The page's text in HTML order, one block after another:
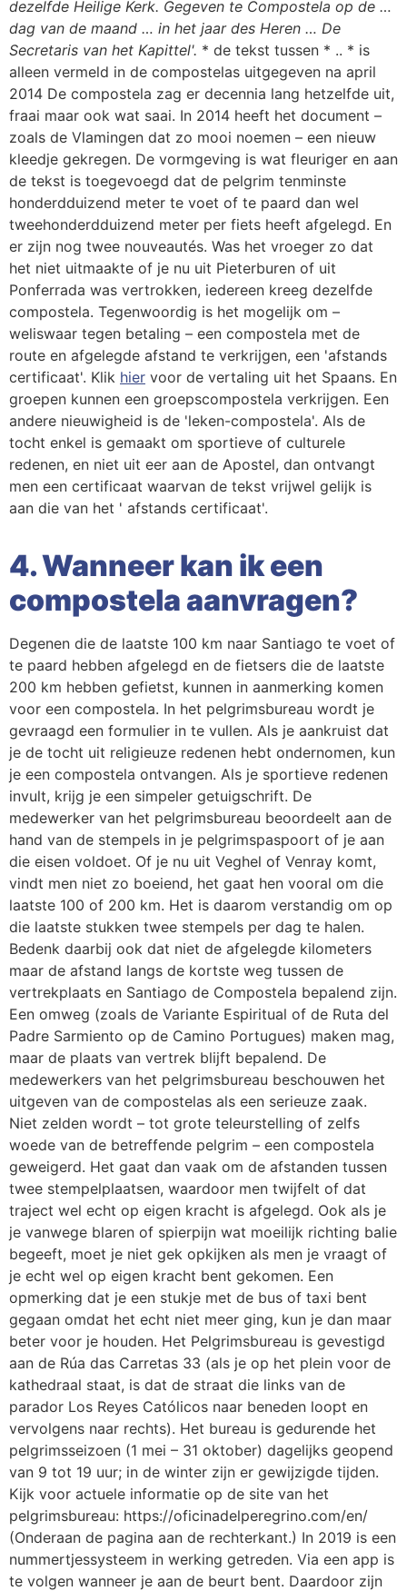
dezelfde Heilige Kerk. Gegeven te Compostela op de …
dag van de maand … in het jaar des Heren … De
Secretaris van het Kapittel'. * de tekst tussen * .. * is
alleen vermeld in de compostelas uitgegeven na april
2014 De compostela zag er decennia lang hetzelfde uit,
fraai maar ook wat saai. In 2014 heeft het document –
zoals de Vlamingen dat zo mooi noemen – een nieuw
kleedje gekregen. De vormgeving is wat fleuriger en aan
de tekst is toegevoegd dat de pelgrim tenminste
honderdduizend meter te voet of te paard dan wel
tweehonderdduizend meter per fiets heeft afgelegd. En
er zijn nog twee nouveautés. Was het vroeger zo dat
het niet uitmaakte of je nu uit Pieterburen of uit
Ponferrada was vertrokken, iedereen kreeg dezelfde
compostela. Tegenwoordig is het mogelijk om –
weliswaar tegen betaling – een compostela met de
route en afgelegde afstand te verkrijgen, een 'afstands
certificaat'. Klik hier voor de vertaling uit het Spaans. En
groepen kunnen een groepscompostela verkrijgen. Een
andere nieuwigheid is de 'leken-compostela'. Als de
tocht enkel is gemaakt om sportieve of culturele
redenen, en niet uit eer aan de Apostel, dan ontvangt
men een certificaat waarvan de tekst vrijwel gelijk is
aan die van het ' afstands certificaat'.
4. Wanneer kan ik een
compostela aanvragen?
Degenen die de laatste 100 km naar Santiago te voet of
te paard hebben afgelegd en de fietsers die de laatste
200 km hebben gefietst, kunnen in aanmerking komen
voor een compostela. In het pelgrimsbureau wordt je
gevraagd een formulier in te vullen. Als je aankruist dat
je de tocht uit religieuze redenen hebt ondernomen, kun
je een compostela ontvangen. Als je sportieve redenen
invult, krijg je een simpeler getuigschrift. De
medewerker van het pelgrimsbureau beoordeelt aan de
hand van de stempels in je pelgrimspaspoort of je aan
die eisen voldoet. Of je nu uit Veghel of Venray komt,
vindt men niet zo boeiend, het gaat hen vooral om die
laatste 100 of 200 km. Het is daarom verstandig om op
die laatste stukken twee stempels per dag te halen.
Bedenk daarbij ook dat niet de afgelegde kilometers
maar de afstand langs de kortste weg tussen de
vertrekplaats en Santiago de Compostela bepalend zijn.
Een omweg (zoals de Variante Espiritual of de Ruta del
Padre Sarmiento op de Camino Portugues) maken mag,
maar de plaats van vertrek blijft bepalend. De
medewerkers van het pelgrimsbureau beschouwen het
uitgeven van de compostelas als een serieuze zaak.
Niet zelden wordt – tot grote teleurstelling of zelfs
woede van de betreffende pelgrim – een compostela
geweigerd. Het gaat dan vaak om de afstanden tussen
twee stempelplaatsen, waardoor men twijfelt of dat
traject wel echt op eigen kracht is afgelegd. Ook als je
je vanwege blaren of spierpijn wat moeilijk richting balie
begeeft, moet je niet gek opkijken als men je vraagt of
je echt wel op eigen kracht bent gekomen. Een
opmerking dat je een stukje met de bus of taxi bent
gegaan omdat het echt niet meer ging, kun je dan maar
beter voor je houden. Het Pelgrimsbureau is gevestigd
aan de Rúa das Carretas 33 (als je op het plein voor de
kathedraal staat, is dat de straat die links van de
parador Los Reyes Católicos naar beneden loopt en
vervolgens naar rechts). Het bureau is gedurende het
pelgrimsseizoen (1 mei – 31 oktober) dagelijks geopend
van 9 tot 19 uur; in de winter zijn er gewijzigde tijden.
Kijk voor actuele informatie op de site van het
pelgrimsbureau: https://oficinadelperegrino.com/en/
(Onderaan de pagina aan de rechterkant.) In 2019 is een
nummertjessysteem in werking getreden. Via een app is
te volgen wanneer je aan de beurt bent. Daardoor zijn